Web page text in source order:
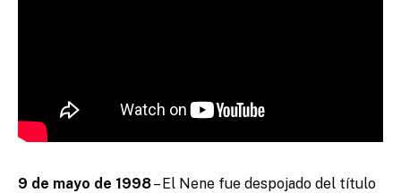
9 de mayo de 1998– El Nene fue despojado del título